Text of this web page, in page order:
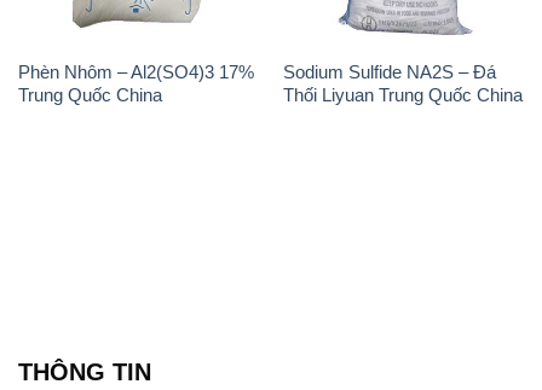
Phèn Nhôm – Al2(SO4)3 17%
Trung Quốc China
Sodium Sulfide NA2S – Đá
Thối Liyuan Trung Quốc China
THÔNG TIN